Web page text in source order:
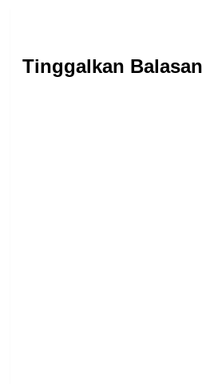
Tinggalkan Balasan